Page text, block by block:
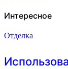
Интересное
Отделка